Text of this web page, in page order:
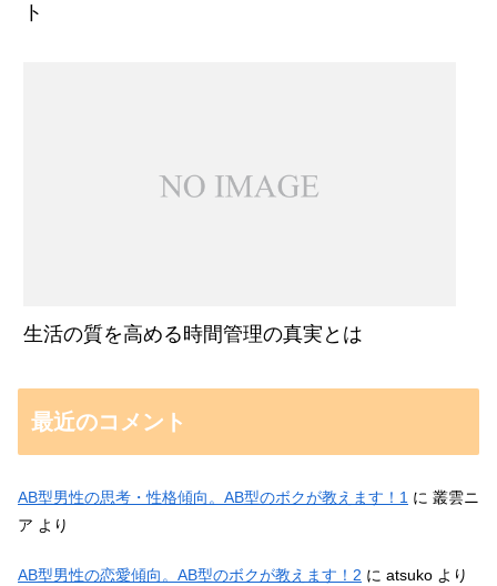
ト
生活の質を高める時間管理の真実とは
最近のコメント
AB型男性の思考・性格傾向。AB型のボクが教えます！1 に 叢雲ニ
ア より
AB型男性の恋愛傾向。AB型のボクが教えます！2 に atsuko より